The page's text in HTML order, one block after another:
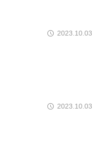
2023.10.03
2023.10.03